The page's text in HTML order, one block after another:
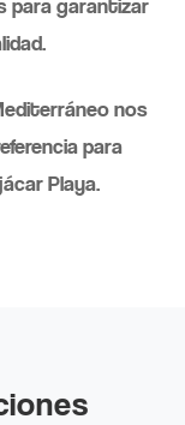
para garantizar
nos
para
Playa.